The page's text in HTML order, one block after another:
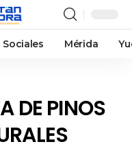
Sociales Mérida
DE PINOS